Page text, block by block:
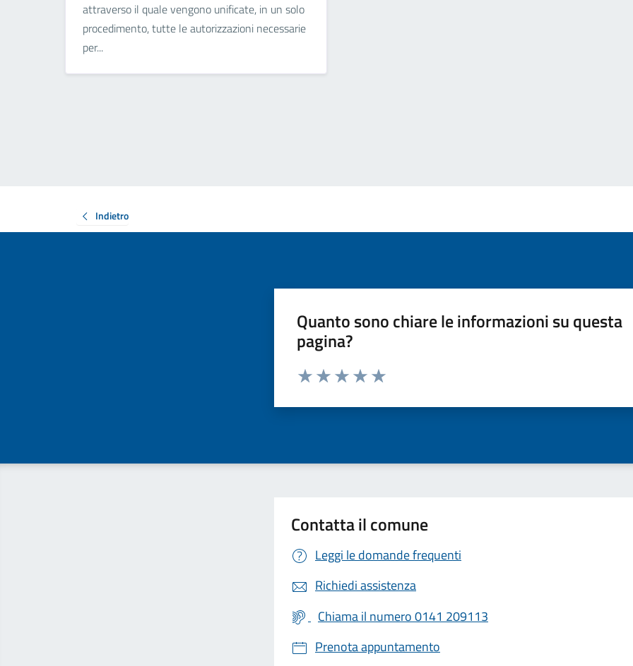
attraverso il quale vengono unificate, in un solo
procedimento, tutte le autorizzazioni necessarie
per...
Indietro
Quanto sono chiare le informazioni su questa
pagina?
Valuta da 1 a 5 stelle la pagina
Contatta il comune
Leggi le domande frequenti
Richiedi assistenza
Chiama il numero 0141 209113
Prenota appuntamento